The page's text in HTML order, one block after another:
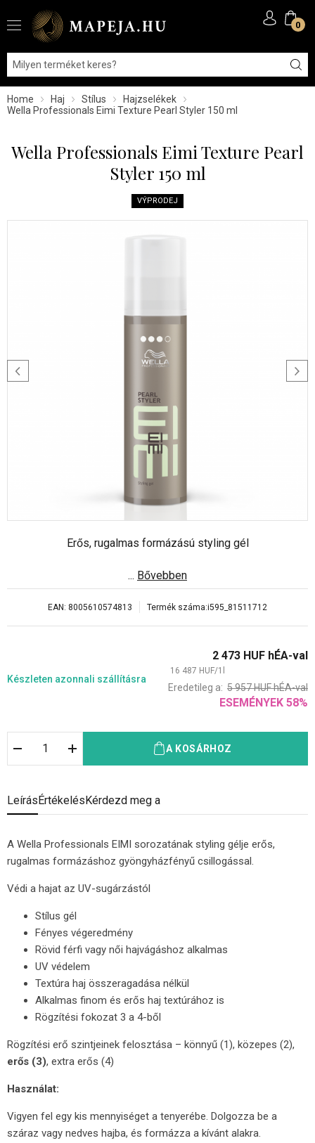
0
Home Haj Stílus
Hajzselékek
Wella Professionals Eimi Texture Pearl Styler 150 ml
Wella Professionals Eimi Texture Pearl
Styler 150 ml
VÝPRODEJ
Erős, rugalmas formázású styling gél
... Bővebben
EAN: 8005610574813 Termék száma:i595_81511712
Készleten azonnali szállításra
2 473 HUF hÉA-val
16 487 HUF/1
Eredetileg a: 5 957HUFhÉA-val
ESEMÉNYEK 58%
A KOSÁRHOZ
LeírásÉrtékelésKérdezd meg a
A Wella Professionals EIMI sorozatának styling gélje erős,
rugalmas formázáshoz gyöngyházfényű csillogással.
Védi a hajat az UV-sugárzástól
Stílus gél
Fényes végeredmény
Rövid férfi vagy női hajvágáshoz alkalmas
UV védelem
Textúra haj összeragadása nélkül
Alkalmas finom és erős haj textúrához is
Rögzítési fokozat 3 a 4-ből
Rögzítési erő szintjeinek felosztása – könnyű (1), közepes (2),
erős (3), extra erős (4)
Használat:
Vigyen fel egy kis mennyiséget a tenyerébe. Dolgozza be a
száraz vagy nedves hajba, és formázza a kívánt alakra.